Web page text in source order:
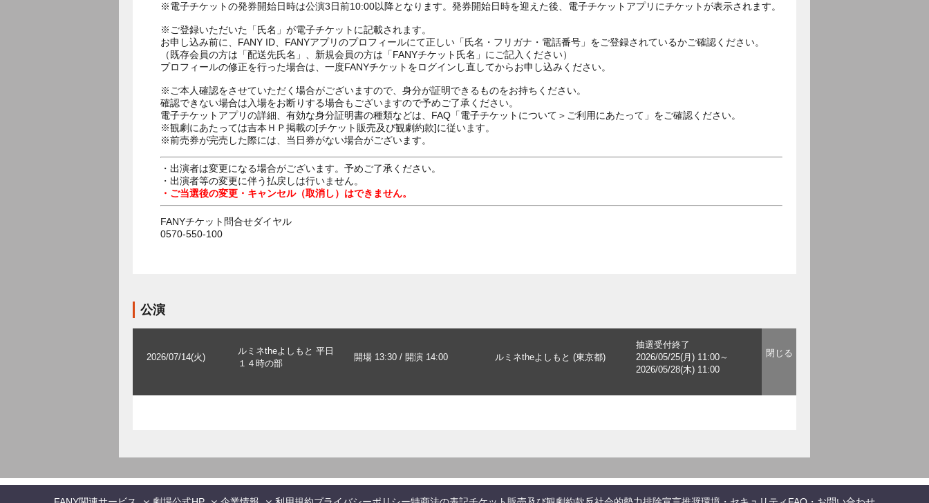
※電子チケットの発券開始日時は公演3日前10:00以降となります。発券開始日時を迎えた後、電子チケットアプリにチケットが表示されます。
※ご登録いただいた「氏名」が電子チケットに記載されます。
お申し込み前に、FANY ID、FANYアプリのプロフィールにて正しい「氏名・フリガナ・電話番号」をご登録されているかご確認ください。
（既存会員の方は「配送先氏名」、新規会員の方は「FANYチケット氏名」にご記入ください）
プロフィールの修正を行った場合は、一度FANYチケットをログインし直してからお申し込みください。
※ご本人確認をさせていただく場合がございますので、身分が証明できるものをお持ちください。
確認できない場合は入場をお断りする場合もございますので予めご了承ください。
電子チケットアプリの詳細、有効な身分証明書の種類などは、FAQ「電子チケットについて＞ご利用にあたって」をご確認ください。
※観劇にあたっては吉本ＨＰ掲載の[チケット販売及び観劇約款]に従います。
※前売券が完売した際には、当日券がない場合がございます。
・出演者は変更になる場合がございます。予めご了承ください。
・出演者等の変更に伴う払戻しは行いません。
・ご当選後の変更・キャンセル（取消し）はできません。
FANYチケット問合せダイヤル
0570-550-100
公演
2026/07/14(火)
ルミネtheよしもと 平日
１４時の部
開場 13:30 / 開演 14:00 ルミネtheよしもと (東京都)
抽選受付終了
2026/05/25(月) 11:00～
2026/05/28(木) 11:00